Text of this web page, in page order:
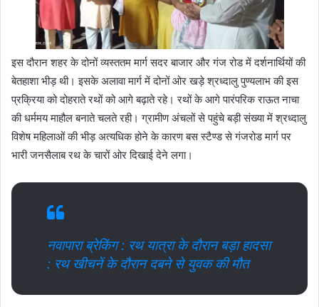
इस दौरान शहर के दोनों व्यस्ततम मार्ग सदर बाजार और गंज रोड में दर्शनार्थियों की
बेतहाशा भीड़ थी। इसके अलावा मार्ग में दोनों ओर खड़े श्रध्दालु पुण्यलाभ की इस
प्रक्रिया को दोहराते रथों को आगे बढ़ाते रहे। रथों के आगे पारंपरिक राऊत नाचा
की धर्ममय माहौल बनाते चलते रही। ग्रामीण अंचलों से पहुंचे बड़ी संख्या में श्रध्दालु
विशेष महिलाओं की भीड़ अत्यधिक होने के कारण बस स्टैण्ड से गंजरोड मार्ग पर
भारी जनसैलाब रथ के चारों ओर दिखाई देने लगा।
नवापारा ब्रेकिंग : रथ यात्रा के दौरान बड़ा हादसा
: रथ खीचनें के दौरान दबने से युवक की मौत